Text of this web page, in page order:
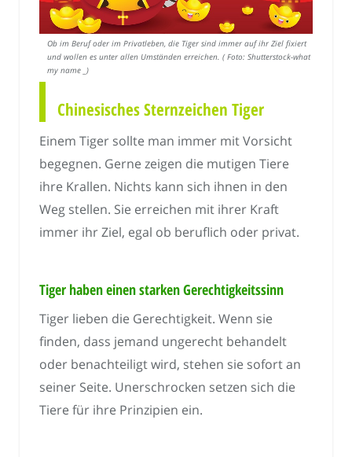
Ob im Beruf oder im Privatleben, die Tiger sind immer auf ihr Ziel fixiert
und wollen es unter allen Umständen erreichen. ( Foto: Shutterstock-what is
my name _)
Chinesisches Sternzeichen Tiger
Einem Tiger sollte man immer mit Vorsicht
begegnen. Gerne zeigen die mutigen Tiere
ihre Krallen. Nichts kann sich ihnen in den
Weg stellen. Sie erreichen mit ihrer Kraft
immer ihr Ziel, egal ob beruflich oder privat.
Tiger haben einen starken Gerechtigkeitssinn
Tiger lieben die Gerechtigkeit. Wenn sie
finden, dass jemand ungerecht behandelt
oder benachteiligt wird, stehen sie sofort an
seiner Seite. Unerschrocken setzen sich die
Tiere für ihre Prinzipien ein.